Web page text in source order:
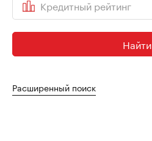
Кредитный рейтинг
Найти
Расширенный поиск